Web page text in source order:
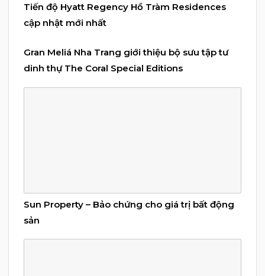
Tiến độ Hyatt Regency Hồ Tràm Residences
cập nhật mới nhất
Gran Meliá Nha Trang giới thiệu bộ sưu tập tư
dinh thự The Coral Special Editions
Sun Property – Bảo chứng cho giá trị bất động
sản